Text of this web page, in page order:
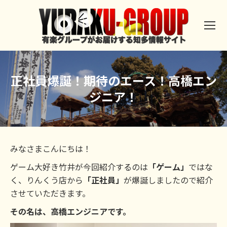
正社員爆誕！期待のエース！高橋エン
ジニア！
みなさまこんにちは！
ゲーム大好き竹井が今回紹介するのは 「ゲーム」 ではな
く、りんくう店から 「正社員」 が爆誕しましたので紹介
させていただきます。
その名は、高橋エンジニアです。